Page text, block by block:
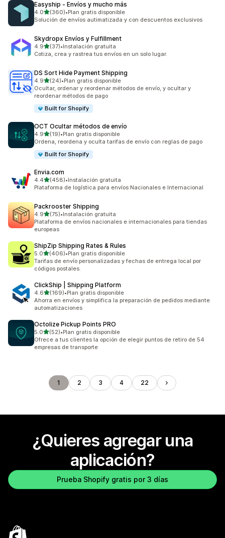
Easyship ‑ Envíos y mucho más
4.0de 5 estrellas
(360)
360 reseñas en total
•Plan gratis disponible
Solución de envíos autimatizada y con descuentos exclusivos
Skydropx Envíos y Fulfillment
4.9de 5 estrellas
(37)
37 reseñas en total
•Instalación gratuita
Cotiza, crea y rastrea tus envíos en un solo lugar.
DS Sort Hide Payment Shipping
4.9de 5 estrellas
(24)
24 reseñas en total
•Plan gratis disponible
Ocultar, ordenar y reordenar métodos de envío, y ocultar y
reordenar métodos de pago
Built for Shopify
OCT Ocultar métodos de envío
4.9de 5 estrellas
(19)
19 reseñas en total
•Plan gratis disponible
Ordena, reordena y oculta tarifas de envío con reglas de pago
Built for Shopify
Envia.com
4.4de 5 estrellas
(458)
458 reseñas en total
•Instalación gratuita
Plataforma de logística para envíos Nacionales e Internacional
Packrooster Shipping
4.9de 5 estrellas
(75)
75 reseñas en total
•Instalación gratuita
Plataforma de envíos nacionales e internacionales para tiendas
europeas
ShipZip Shipping Rates & Rules
5.0de 5 estrellas
(406)
406 reseñas en total
•Plan gratis disponible
Tarifas de envío personalizadas y fechas de entrega local por
códigos postales.
ClickShip | Shipping Platform
4.6de 5 estrellas
(169)
169 reseñas en total
•Plan gratis disponible
Ahorra en envíos y simplifica la preparación de pedidos mediante
automatizaciones
Octolize Pickup Points PRO
5.0de 5 estrellas
(52)
52 reseñas en total
•Plan gratis disponible
Ofrece a tus clientes la opción de elegir puntos de retiro de 54
empresas de transporte
1 2 3 4 22
¿Quieres agregar una
aplicación?
Prueba Shopify gratis por 3 días